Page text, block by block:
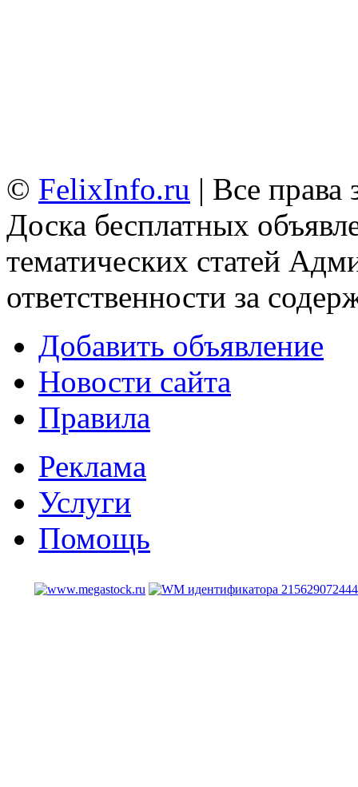
© FelixInfo.ru | Все
Доска бесплатных
тематических статей
ответственности за
Добавить объявление
Новости сайта
Правила
Реклама
Услуги
Помощь